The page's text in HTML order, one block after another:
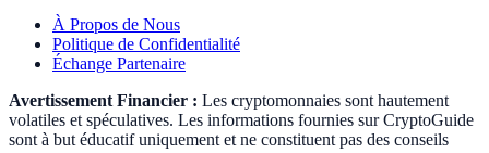
À Propos de Nous
Politique de Confidentialité
Échange Partenaire
Avertissement Financier : Les cryptomonnaies sont hautement
volatiles et spéculatives. Les informations fournies sur CryptoGuide
sont à but éducatif uniquement et ne constituent pas des conseils